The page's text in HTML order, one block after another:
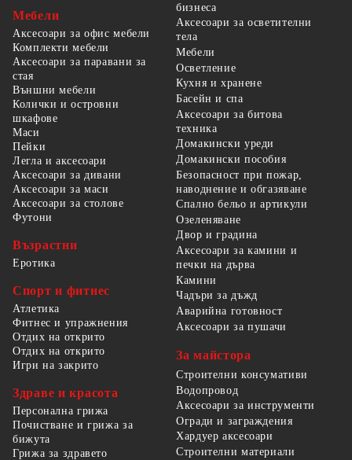
Мебели
Аксесоари за офис мебели
Комплекти мебели
Аксесоари за паравани за
стая
Външни мебели
Колички и островни
шкафове
Маси
Пейки
Легла и аксесоари
Аксесоари за дивани
Аксесоари за маси
Аксесоари за столове
Футони
Възрастни
Еротика
Спорт и фитнес
Атлетика
Фитнес и упражнения
Отдих на открито
Отдих на открито
Игри на закрито
Здраве и красота
Персонална грижа
Почистване и грижа за
бижута
Грижа за здравето
бизнеса
Аксесоари за осветителни
тела
Мебели
Осветление
Кухня и хранене
Басейн и спа
Аксесоари за битова
техника
Домакински уреди
Домакински пособия
Безопасност при пожар,
наводнение и обгазяване
Спално бельо и артикули
Озеленяване
Двор и градина
Аксесоари за камини и
печки на дърва
Камини
Чадъри за дъжд
Аварийна готовност
Аксесоари за пушачи
За майстора
Строителни консумативи
Водопровод
Аксесоари за инструменти
Огради и заграждения
Хардуер аксесоари
Строителни материали